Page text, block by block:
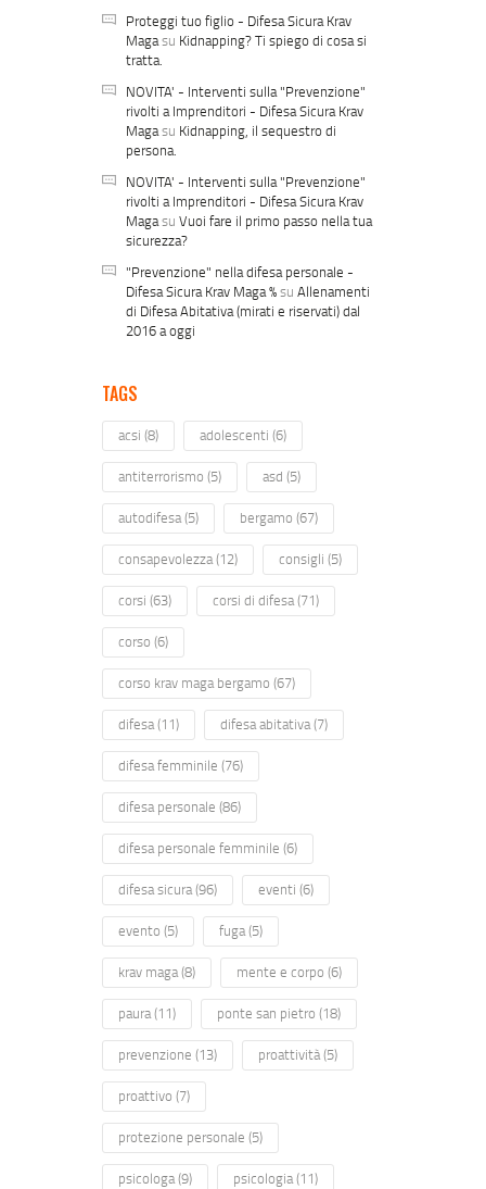
Proteggi tuo figlio - Difesa Sicura Krav
Magasu Kidnapping? Ti spiego di cosa si
tratta.
NOVITA' - Interventi sulla "Prevenzione"
rivolti a Imprenditori - Difesa Sicura Krav
Magasu Kidnapping, il sequestro di
persona.
NOVITA' - Interventi sulla "Prevenzione"
rivolti a Imprenditori - Difesa Sicura Krav
MagasuVuoi fare il primo passo nella tua
sicurezza?
"Prevenzione" nella difesa personale -
Difesa Sicura Krav Maga %suAllenamenti
di Difesa Abitativa (mirati e riservati) dal
2016 a oggi
TAGS
acsi (8) adolescenti (6)
antiterrorismo (5) asd (5)
autodifesa(5) bergamo (67)
consapevolezza(12) consigli (5)
corsi (63) corsi di difesa(71)
corso (6)
corso krav maga bergamo (67)
difesa(11) difesa abitativa(7)
difesa femminile (76)
difesa personale (86)
difesa personale femminile (6)
difesa sicura(96) eventi (6)
evento (5) fuga(5)
krav maga(8) mente e corpo (6)
paura(11) ponte san pietro (18)
prevenzione (13) proattività(5)
proattivo (7)
protezione personale (5)
psicologa(9) psicologia(11)